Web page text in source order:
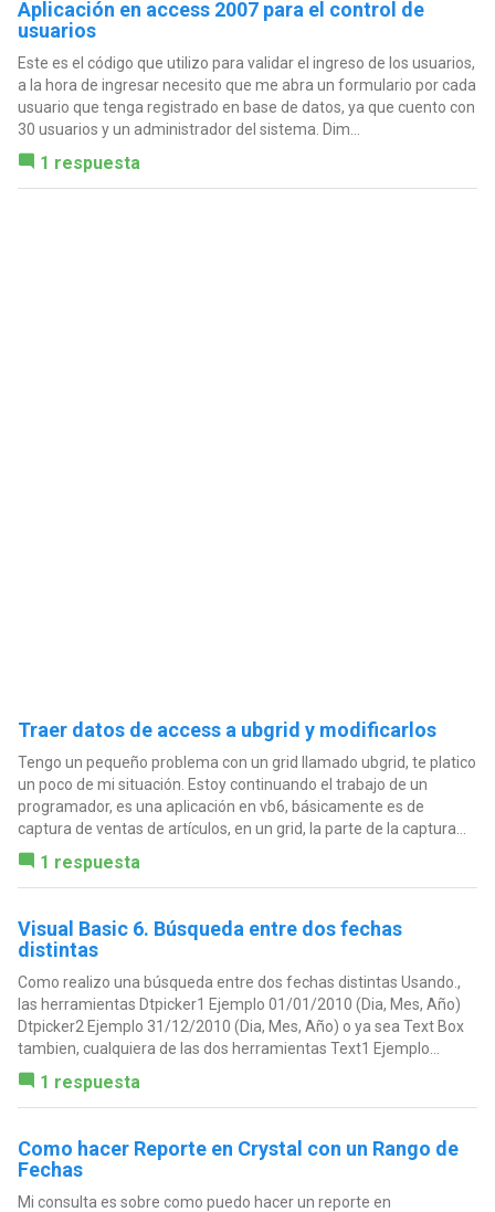
Aplicación en access 2007 para el control de
usuarios
Este es el código que utilizo para validar el ingreso de los usuarios,
a la hora de ingresar necesito que me abra un formulario por cada
usuario que tenga registrado en base de datos, ya que cuento con
30 usuarios y un administrador del sistema. Dim...
1 respuesta
Traer datos de access a ubgrid y modificarlos
Tengo un pequeño problema con un grid llamado ubgrid, te platico
un poco de mi situación. Estoy continuando el trabajo de un
programador, es una aplicación en vb6, básicamente es de
captura de ventas de artículos, en un grid, la parte de la captura...
1 respuesta
Visual Basic 6. Búsqueda entre dos fechas
distintas
Como realizo una búsqueda entre dos fechas distintas Usando.,
las herramientas Dtpicker1 Ejemplo 01/01/2010 (Dia, Mes, Año)
Dtpicker2 Ejemplo 31/12/2010 (Dia, Mes, Año) o ya sea Text Box
tambien, cualquiera de las dos herramientas Text1 Ejemplo...
1 respuesta
Como hacer Reporte en Crystal con un Rango de
Fechas
Mi consulta es sobre como puedo hacer un reporte en